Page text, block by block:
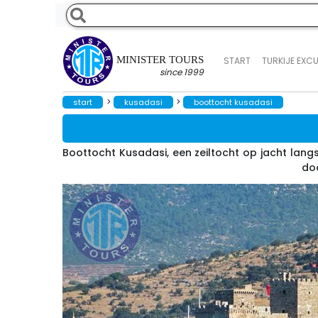
MINISTER TOURS
since 1999
START TURKIJE
start > kusadasi > boottocht kusadasi
Boottocht Kusadasi, een zeiltocht op jacht